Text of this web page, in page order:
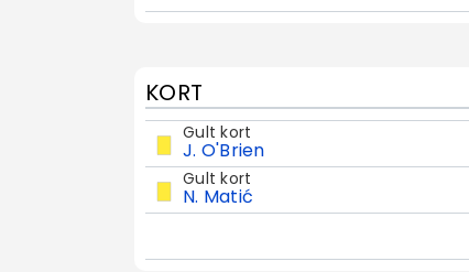
KORT
Gult kort
J. O'Brien
Gult kort
N. Matić